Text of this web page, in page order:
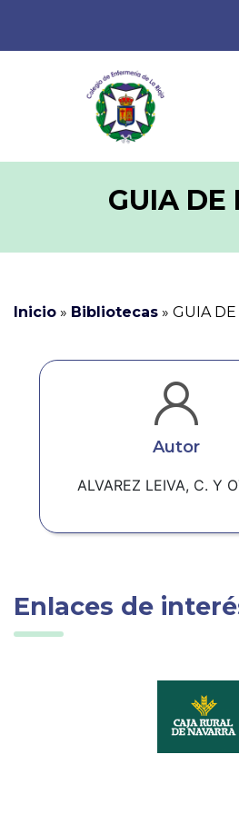
GUIA DE
Inicio » Bibliotecas » GUIA
Autor
ALVAREZ LEIVA, C. Y
Enlaces de